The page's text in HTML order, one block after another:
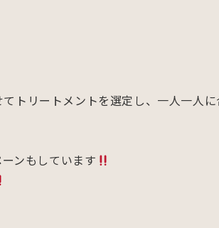
トリートメントを選定し、一人一人
ンもしています